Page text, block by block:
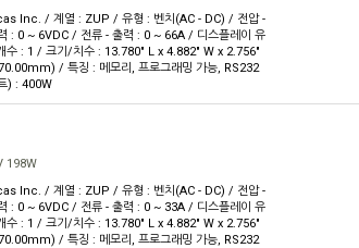
Inc. / 계열 : ZUP / 유형 : 벤치(AC - DC) / 전압 -
: 0 ~ 6VDC / 전류 - 출력 : 0 ~ 66A / 디스플레이 유
수 : 1 / 크기/치수 : 13.780" L x 4.882" W x 2.756"
/ 특징 : 메모리, 프로그래밍 가능, RS232
) : 400W
198W
Inc. / 계열 : ZUP / 유형 : 벤치(AC - DC) / 전압 -
: 0 ~ 6VDC / 전류 - 출력 : 0 ~ 33A / 디스플레이 유
수 : 1 / 크기/치수 : 13.780" L x 4.882" W x 2.756"
/ 특징 : 메모리, 프로그래밍 가능, RS232